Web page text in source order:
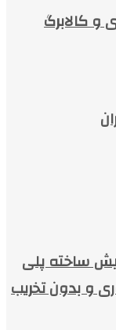
و کالابرگ
ساخته پلی
و بدون تخریب